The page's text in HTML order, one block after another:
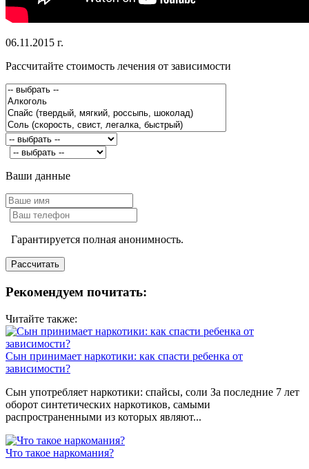
06.11.2015 г.
Рассчитайте стоимость лечения от зависимости
Ваши данные
Гарантируется полная анонимность.
Рекомендуем почитать:
Читайте также:
Сын принимает наркотики: как спасти ребенка от
зависимости?
Сын употребляет наркотики: спайсы, соли За последние 7 лет
оборот синтетических наркотиков, самыми
распространенными из которых являют...
Что такое наркомания?